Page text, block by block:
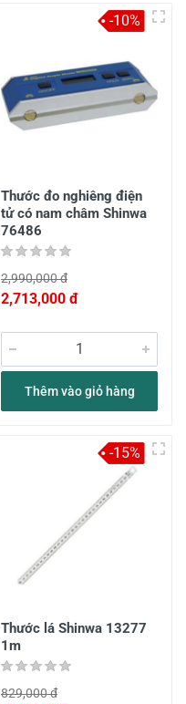
Thước đo nghiêng điện
tử có nam châm Shinwa
76486
2,990,000 đ
2,713,000 đ
Thêm vào giỏ hàng
-10%
Thước lá Shinwa 13277
1m
829,000 đ
-15%